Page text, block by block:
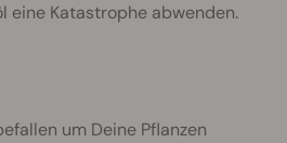
eine Katastrophe abwenden.
um Deine Pflanzen